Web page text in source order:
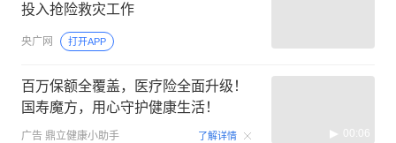
投入抢险救灾工作
央广网 打开APP
百万保额全覆盖，医疗险全面升级！
国寿魔方，用心守护健康生活！
广告 鼎立健康小助手 了解详情 00:06